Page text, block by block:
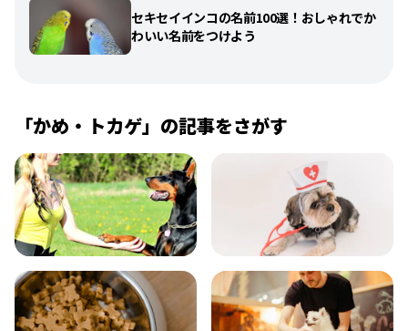
セキセイインコの名前100選！おしゃれでか
わいい名前をつけよう
「かめ・トカゲ」の記事をさがす
飼い方 健康